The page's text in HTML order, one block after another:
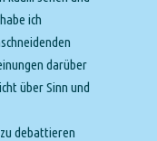
ich
darüber
über Sinn und
debattieren